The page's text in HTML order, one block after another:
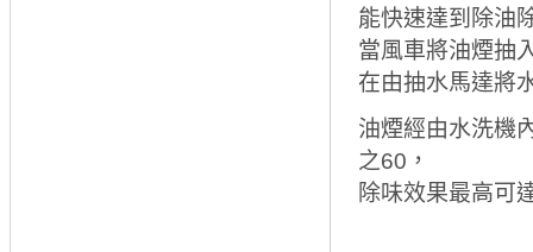
能快速達到除油
當風車將油煙抽
在由抽水馬達將
油煙經由水洗機
之60，
除味效果最高可